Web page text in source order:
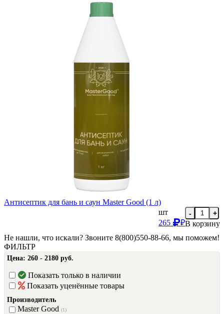
Антисептик для бань и саун Master Good (1 л)
шт
265
₽
- +
В корзину
Не нашли, что искали? Звоните 8(800)550-88-66, мы поможем!
ФИЛЬТР
Цена: 260 - 2180 руб.
Показать только в наличии
Показать уценённые товары
Производитель
Master Good (1)